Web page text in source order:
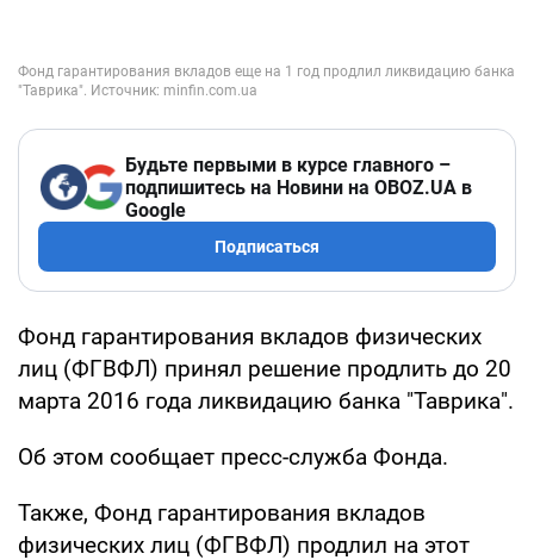
Будьте первыми в курсе главного –
подпишитесь на Новини на OBOZ.UA в
Google
Подписаться
Фонд гарантирования вкладов физических
лиц (ФГВФЛ) принял решение продлить до 20
марта 2016 года ликвидацию банка "Таврика".
Об этом сообщает пресс-служба Фонда.
Также, Фонд гарантирования вкладов
физических лиц (ФГВФЛ) продлил на этот